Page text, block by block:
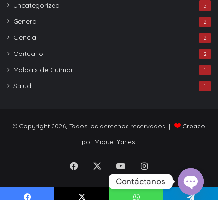
Uncategorized 5
General 2
Ciencia 2
Obituario 2
Malpaís de Güímar 1
Salud 1
© Copyright 2026, Todos los derechos reservados |
Creado
por Miguel Yanes.
Facebook YouTubeInstagram
Contáctanos